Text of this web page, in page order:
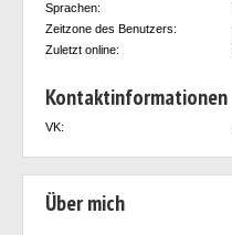
Sprachen:
Zeitzone des Benutzers:
Zuletzt online:
Kontaktinformationen
VK:
Über mich